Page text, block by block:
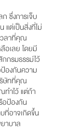
ซึ่งการเจ็บ
แต่เป็นสิ่งที่ไม่
วลาที่คุณ
ลือเลย โดยมี
กรมธรรม์ไว้
องกันความ
ริษัทที่คุณ
ำไว้ แต่ถ้า
อป้องกัน
ที่อาจเกิดขึ้น
าบาล